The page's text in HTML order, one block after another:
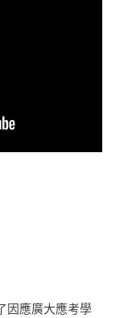
因應廣大應考學